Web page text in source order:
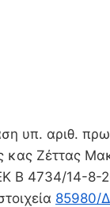
υπ. αριθ.
κας Ζέττας
Β 4734/14-8-
85980/